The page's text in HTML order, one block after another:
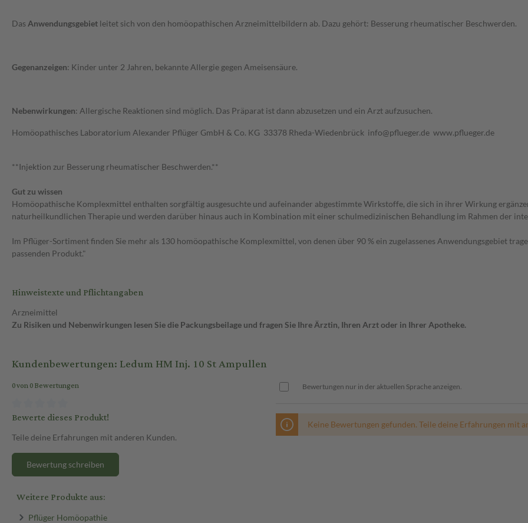
Das Anwendungsgebiet leitet sich von den homöopathischen Arzneimittelbildern ab. Dazu gehört: Besserung rheumatischer Beschwerden.
Gegenanzeigen: Kinder unter 2 Jahren, bekannte Allergie gegen Ameisensäure.
Nebenwirkungen: Allergische Reaktionen sind möglich. Das Präparat ist dann abzusetzen und ein Arzt aufzusuchen.
Homöopathisches Laboratorium Alexander Pflüger GmbH & Co. KG 33378 Rheda-Wiedenbrück info@pflueger.de www.pflueger.de
**Injektion zur Besserung rheumatischer Beschwerden.**
Gut zu wissen
Homöopathische Komplexmittel enthalten sorgfältig ausgesuchte und aufeinander abgestimmte Wirkstoffe, die sich in ihrer Wirkung
naturheilkundlichen Therapie und werden darüber hinaus auch in Kombination mit einer schulmedizinischen Behandlung im Rahmen der
Im Pflüger-Sortiment finden Sie mehr als 130 homöopathische Komplexmittel, von denen über 90 % ein zugelassenes Anwendungsgebiet
passenden Produkt."
Hinweistexte und Pflichtangaben
Arzneimittel
Zu Risiken und Nebenwirkungen lesen Sie die Packungsbeilage und fragen Sie Ihre Ärztin, Ihren Arzt oder in Ihrer Apotheke.
Kundenbewertungen: Ledum HM Inj. 10 St Ampullen
0 von 0 Bewertungen
Bewerte dieses Produkt!
Teile deine Erfahrungen mit anderen Kunden.
Bewertung schreiben
Bewertungen nur in der aktuellen Sprache anzeigen.
Keine Bewertungen gefunden. Teile deine Erfahrungen mit
Weitere Produkte aus:
Pflüger Homöopathie